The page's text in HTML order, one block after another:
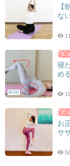
【
な
BLOG
寝
め
お
サ